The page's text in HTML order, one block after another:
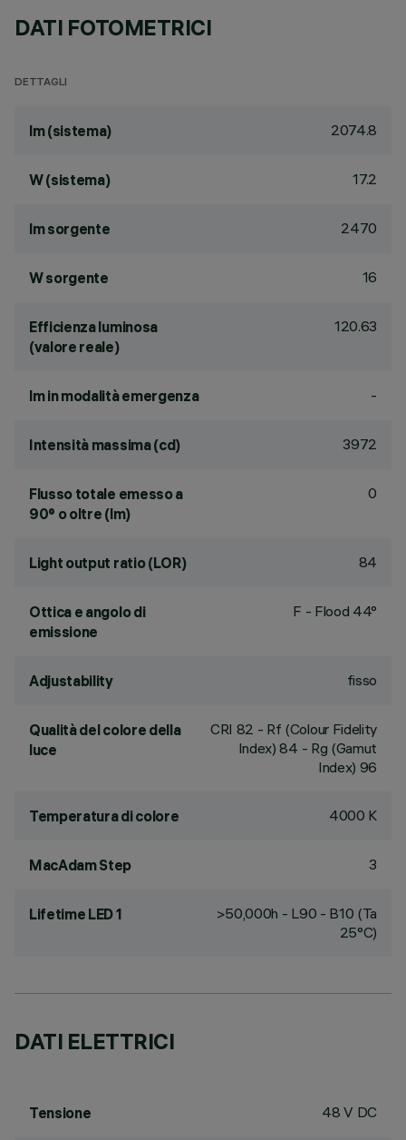
DATI FOTOMETRICI
DETTAGLI
lm (sistema) 2074.8
W (sistema) 17.2
lm sorgente 2470
W sorgente 16
Efficienza luminosa
(valore reale)
120.63
lm in modalità emergenza -
Intensità massima (cd) 3972
Flusso totale emesso a
90° o oltre (lm)
0
Light output ratio (LOR) 84
Ottica e angolo di
emissione
F - Flood 44°
Adjustability fisso
Qualità del colore della
luce
CRI 82 - Rf (Colour Fidelity
Index) 84 - Rg (Gamut
Index) 96
Temperatura di colore 4000 K
MacAdam Step 3
Lifetime LED 1
>50,000h - L90 - B10 (Ta
25°C)
DATI ELETTRICI
Tensione 48 V DC